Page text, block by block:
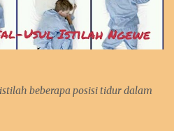
beberapa posisi tidur dalam